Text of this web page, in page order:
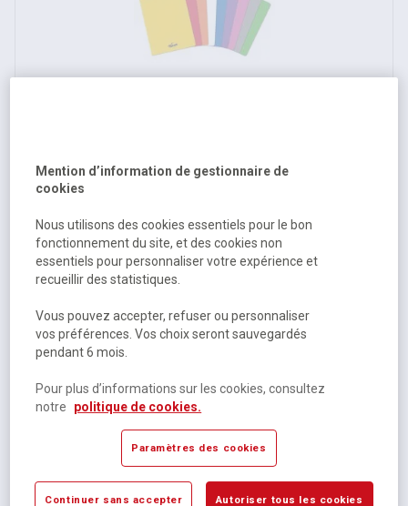
Disponible selon modèle
2 autres références
0,74 €HT
0,89 €TTC
Cahier polypropylène 48 pages seyes 17x22 cm 80g -
Mention d’information de gestionnaire de
cookies
Nous utilisons des cookies essentiels pour le bon
fonctionnement du site, et des cookies non
essentiels pour personnaliser votre expérience et
recueillir des statistiques.
Vous pouvez accepter, refuser ou personnaliser
vos préférences. Vos choix seront sauvegardés
pendant 6 mois.
Pour plus d’informations sur les cookies, consultez
notre
politique de cookies.
Paramètres des cookies
Continuer sans accepter Autoriser tous les cookies